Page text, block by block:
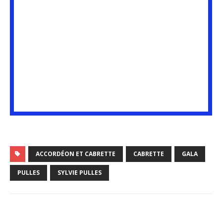
ACCORDÉON ET CABRETTE CABRETTE GALA
PULLES SYLVIE PULLES